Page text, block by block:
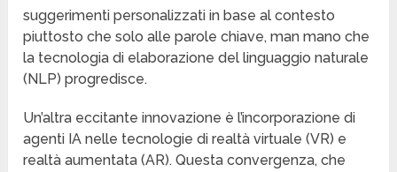
suggerimenti personalizzati in base al contesto
piuttosto che solo alle parole chiave, man mano che
la tecnologia di elaborazione del linguaggio naturale
(NLP) progredisce.
Un’altra eccitante innovazione è l’incorporazione di
agenti IA nelle tecnologie di realtà virtuale (VR) e
realtà aumentata (AR). Questa convergenza, che